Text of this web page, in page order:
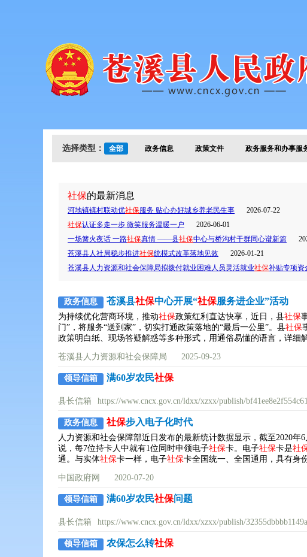
选择类型： 全部 政务信息 政策文件 政务服务和办事服
社保的最新消息
河地镇镇村联动优社保服务 贴心办好城乡养老民生事
2026-07-22
社保认证多走一步 微笑服务温暖一户
2026-06-01
一场篝火夜话 一路社保真情 ——县社保中心与桥沟村干群同心谱新篇
苍溪县人社局稳步推进社保统模式改革落地见效
2026-01-21
苍溪县人力资源和社会保障局拟拨付就业困难人员灵活就业社保补贴专项资
政务信息 苍溪县社保中心开展“社保服务进企业”活动
为持续优化营商环境，推动社保政策红利直达快享，近日，县社保
门”，将服务“送到家”，切实打通政策落地的“最后一公里”。县社保
政策明白纸、现场答疑解惑等多种形式，用通俗易懂的语言，详细
苍溪县人力资源和社会保障局 2025-09-23
领导信箱 满60岁农民社保
县长信箱 https://www.cncx.gov.cn/ldxx/xzxx/publish/
政务信息 社保步入电子化时代
人力资源和社会保障部近日发布的最新统计数据显示，截至2020年
说，每7位持卡人中就有1位同时申领电子社保卡。电子社保卡是社
通。与实体社保卡一样，电子社保卡全国统一、全国通用，具有身
中国政府网 2020-07-20
领导信箱 满60岁农民社保问题
县长信箱 https://www.cncx.gov.cn/ldxx/xzxx/publish/
领导信箱 农保怎么转社保